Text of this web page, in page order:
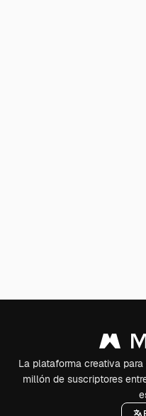
La plataforma creativa
millón de suscriptores